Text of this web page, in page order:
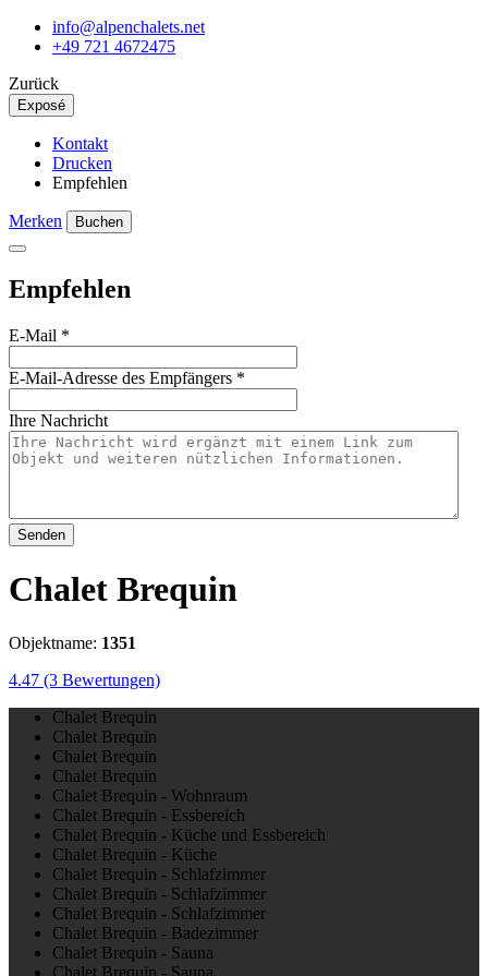
info@alpenchalets.net
+49 721 4672475
Zurück
Exposé
Kontakt
Drucken
Empfehlen
Merken Buchen
Empfehlen
E-Mail *
E-Mail-Adresse des Empfängers *
Ihre Nachricht
Senden
Chalet Brequin
Objektname: 1351
4.47 (3 Bewertungen)
Chalet Brequin
Chalet Brequin
Chalet Brequin
Chalet Brequin
Chalet Brequin - Wohnraum
Chalet Brequin - Essbereich
Chalet Brequin - Küche und Essbereich
Chalet Brequin - Küche
Chalet Brequin - Schlafzimmer
Chalet Brequin - Schlafzimmer
Chalet Brequin - Schlafzimmer
Chalet Brequin - Badezimmer
Chalet Brequin - Sauna
Chalet Brequin - Sauna